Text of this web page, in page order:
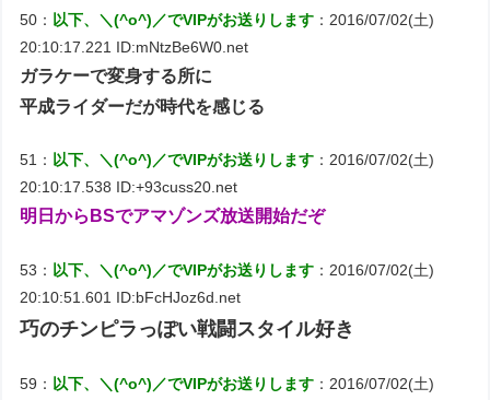
50： 以下、＼(^o^)／でVIPがお送りします ：2016/07/02(土)
20:10:17.221 ID:mNtzBe6W0.net
ガラケーで変身する所に
平成ライダーだが時代を感じる
51： 以下、＼(^o^)／でVIPがお送りします ：2016/07/02(土)
20:10:17.538 ID:+93cuss20.net
明日からBSでアマゾンズ放送開始だぞ
53： 以下、＼(^o^)／でVIPがお送りします ：2016/07/02(土)
20:10:51.601 ID:bFcHJoz6d.net
巧のチンピラっぽい戦闘スタイル好き
59： 以下、＼(^o^)／でVIPがお送りします ：2016/07/02(土)